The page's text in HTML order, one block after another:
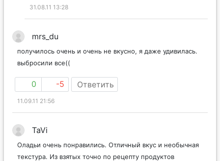
31.08.11 13:28
mrs_du
получилось очень и очень не вкусно, я даже удивилась.
выбросили все((
0 -5 Ответить
11.09.11 21:56
TaVi
Оладьи очень понравились. Отличный вкус и необычная
текстура. Из взятых точно по рецепту продуктов